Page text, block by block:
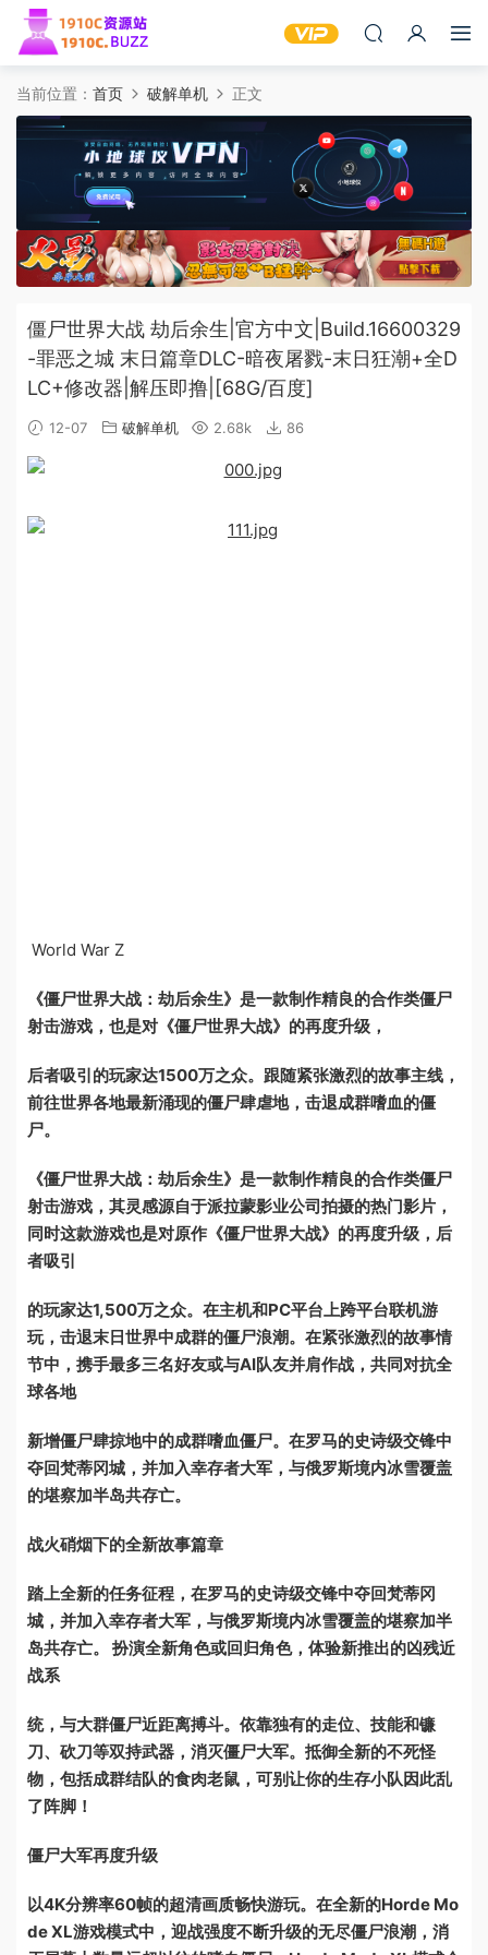
当前位置： 首页 破解单机 正文
僵尸世界大战 劫后余生|官方中文|Build.16600329
-罪恶之城 末日篇章DLC-暗夜屠戮-末日狂潮+全D
LC+修改器|解压即撸|[68G/百度]
12-07 破解单机 2.68k 86
World War Z
《僵尸世界大战：劫后余生》是一款制作精良的合作类僵尸
射击游戏，也是对《僵尸世界大战》的再度升级，
后者吸引的玩家达1500万之众。跟随紧张激烈的故事主线，
前往世界各地最新涌现的僵尸肆虐地，击退成群嗜血的僵
尸。
《僵尸世界大战：劫后余生》是一款制作精良的合作类僵尸
射击游戏，其灵感源自于派拉蒙影业公司拍摄的热门影片，
同时这款游戏也是对原作《僵尸世界大战》的再度升级，后
者吸引
的玩家达1,500万之众。在主机和PC平台上跨平台联机游
玩，击退末日世界中成群的僵尸浪潮。在紧张激烈的故事情
节中，携手最多三名好友或与AI队友并肩作战，共同对抗全
球各地
新增僵尸肆掠地中的成群嗜血僵尸。在罗马的史诗级交锋中
夺回梵蒂冈城，并加入幸存者大军，与俄罗斯境内冰雪覆盖
的堪察加半岛共存亡。
战火硝烟下的全新故事篇章
踏上全新的任务征程，在罗马的史诗级交锋中夺回梵蒂冈
城，并加入幸存者大军，与俄罗斯境内冰雪覆盖的堪察加半
岛共存亡。 扮演全新角色或回归角色，体验新推出的凶残近
战系
统，与大群僵尸近距离搏斗。依靠独有的走位、技能和镰
刀、砍刀等双持武器，消灭僵尸大军。抵御全新的不死怪
物，包括成群结队的食肉老鼠，可别让你的生存小队因此乱
了阵脚！
僵尸大军再度升级
以4K分辨率60帧的超清画质畅快游玩。在全新的Horde Mo
de XL游戏模式中，迎战强度不断升级的无尽僵尸浪潮，消